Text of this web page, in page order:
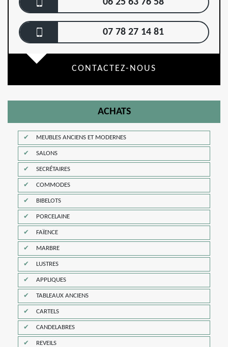
06 25 63 76 58
07 78 27 14 81
CONTACTEZ-NOUS
ACHATS
MEUBLES ANCIENS ET MODERNES
SALONS
SECRÉTAIRES
COMMODES
BIBELOTS
PORCELAINE
FAÏENCE
MARBRE
LUSTRES
APPLIQUES
TABLEAUX ANCIENS
CARTELS
CANDELABRES
REVEILS